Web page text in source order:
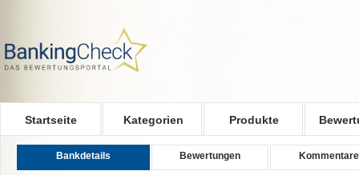
Startseite Kategorien Produkte
Bankdetails Bewertungen Kommentare